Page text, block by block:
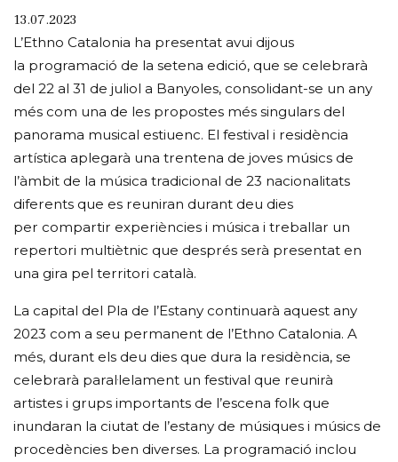
13.07.2023
L’Ethno Catalonia ha presentat avui dijous
la programació de la setena edició, que se celebrarà
del 22 al 31 de juliol a Banyoles, consolidant-se un any
més com una de les propostes més singulars del
panorama musical estiuenc. El festival i residència
artística aplegarà una trentena de joves músics de
l’àmbit de la música tradicional de 23 nacionalitats
diferents que es reuniran durant deu dies
per compartir experiències i música i treballar un
repertori multiètnic que després serà presentat en
una gira pel territori català.
La capital del Pla de l’Estany continuarà aquest any
2023 com a seu permanent de l’Ethno Catalonia. A
més, durant els deu dies que dura la residència, se
celebrarà paral·lelament un festival que reunirà
artistes i grups importants de l’escena folk que
inundaran la ciutat de l’estany de músiques i músics de
procedències ben diverses. La programació inclou